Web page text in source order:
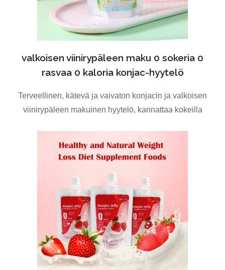
valkoisen viinirypäleen maku 0 sokeria 0
rasvaa 0 kaloria konjac-hyytelö
Terveellinen, kätevä ja vaivaton konjacin ja valkoisen
viinirypäleen makuinen hyytelö, kannattaa kokeilla